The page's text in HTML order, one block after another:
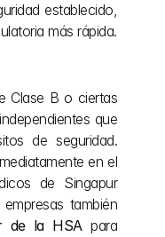
establecido,
más rápida.
Clase B o ciertas
que
de seguridad.
en el
de Singapur
también
de la HSA para